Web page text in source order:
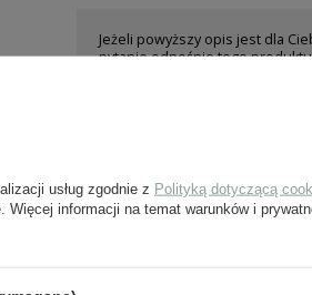
Jeżeli powyższy opis jest dla
pytanie odnośnie tego
pytanie:
usług zgodnie z Polityką dotyczącą
Więcej informacji na temat warunków i